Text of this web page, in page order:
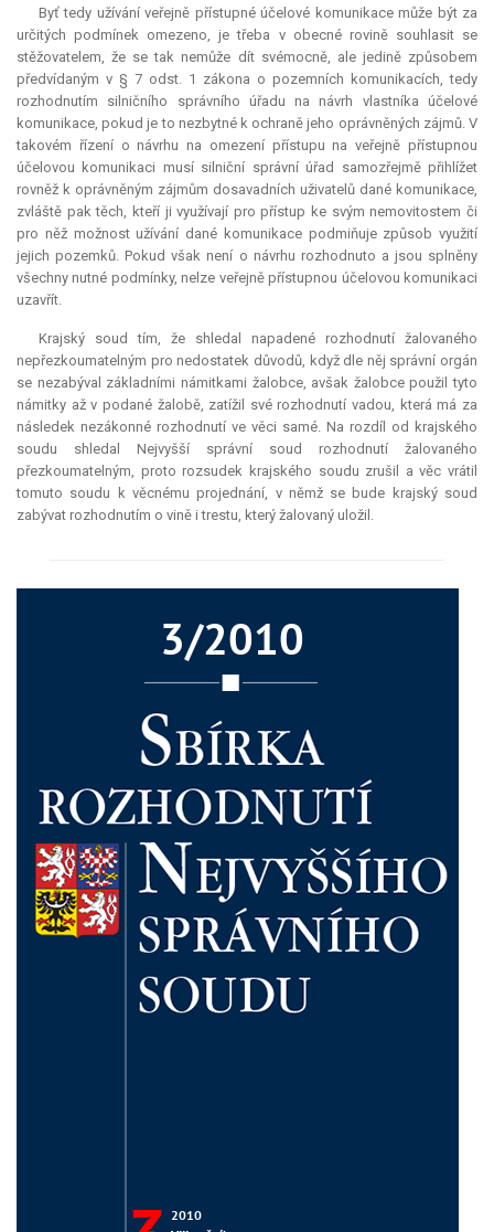
Byť tedy užívání veřejně přístupné účelové komunikace může být za
určitých podmínek omezeno, je třeba v obecné rovině souhlasit se
stěžovatelem, že se tak nemůže dít svémocně, ale jedině způsobem
předvídaným v § 7 odst. 1 zákona o pozemních komunikacích, tedy
rozhodnutím silničního správního úřadu na návrh vlastníka účelové
komunikace, pokud je to nezbytné k ochraně jeho oprávněných zájmů. V
takovém řízení o návrhu na omezení přístupu na veřejně přístupnou
účelovou komunikaci musí silniční správní úřad samozřejmě přihlížet
rovněž k oprávněným zájmům dosavadních uživatelů dané komunikace,
zvláště pak těch, kteří ji využívají pro přístup ke svým nemovitostem či
pro něž možnost užívání dané komunikace podmiňuje způsob využití
jejich pozemků. Pokud však není o návrhu rozhodnuto a jsou splněny
všechny nutné podmínky, nelze veřejně přístupnou účelovou komunikaci
uzavřít.
Krajský soud tím, že shledal napadené rozhodnutí žalovaného
nepřezkoumatelným pro nedostatek důvodů, když dle něj správní orgán
se nezabýval základními námitkami žalobce, avšak žalobce použil tyto
námitky až v podané žalobě, zatížil své rozhodnutí vadou, která má za
následek nezákonné rozhodnutí ve věci samé. Na rozdíl od krajského
soudu shledal Nejvyšší správní soud rozhodnutí žalovaného
přezkoumatelným, proto rozsudek krajského soudu zrušil a věc vrátil
tomuto soudu k věcnému projednání, v němž se bude krajský soud
zabývat rozhodnutím o vině i trestu, který žalovaný uložil.